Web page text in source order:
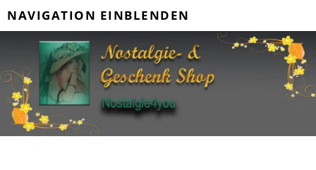
NAVIGATION EINBLENDEN